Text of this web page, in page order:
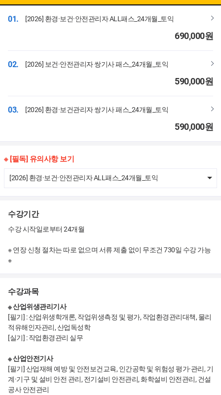
01. [2026] 환경·보건·안전관리자 ALL패스_24개월_토익
690,000원
02. [2026] 보건·안전관리자 쌍기사 패스_24개월_토익
590,000원
03. [2026] 환경·보건관리자 쌍기사 패스_24개월_토익
590,000원
※ [필독] 유의사항 보기
[2026] 환경·보건·안전관리자 ALL패스_24개월_토익
수강기간
수강 시작일로부터 24개월
※ 연장 신청 절차는 따로 없으며 서류 제출 없이 무조건 730일 수강 가능
※
수강과목
※ 산업위생관리기사
[필기] : 산업위생학개론, 작업위생측정 및 평가, 작업환경관리대책, 물리
적유해인자관리, 산업독성학
[실기] : 작업환경관리 실무
※ 산업안전기사
[필기] 산업재해 예방 및 안전보건교육, 인간공학 및 위험성 평가·관리, 기
계·기구 및 설비 안전 관리, 전기설비 안전관리, 화학설비 안전관리, 건설
공사 안전관리